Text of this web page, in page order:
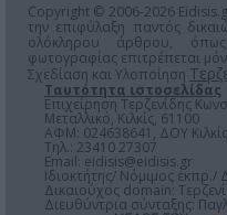
Copyright © 2006-2026
την επιφύλαξη παντός
ολόκληρου άρθρου,
φωτογραφίας επιτρέπεται
Σχεδίαση και Υλοποίηση
Ταυτότητα ιστοσελίδας
Επιχείρηση Τερζενίδης
Μεταλλικό, Κιλκίς, 61100
ΑΦΜ: 024638641, ΔΟΥ Κιλκίς
Τηλ.: 23410 27307
Email: eidisis@eidisis.gr
Ιδιοκτήτης/ Νόμιμος εκπρ./
Δικαιούχος domain:
Διευθύντρια σύνταξης: